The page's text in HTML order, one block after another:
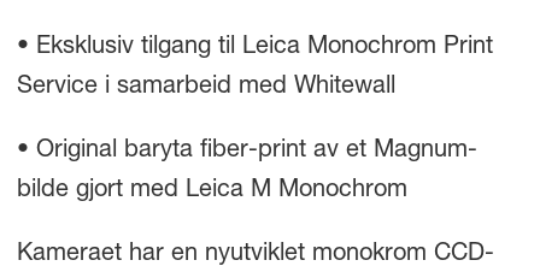
• Eksklusiv tilgang til Leica Monochrom Print
Service i samarbeid med Whitewall
• Original baryta fiber-print av et Magnum-
bilde gjort med Leica M Monochrom
Kameraet har en nyutviklet monokrom CCD-